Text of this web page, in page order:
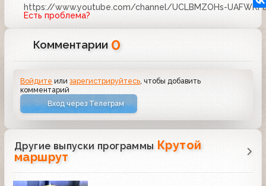
https://www.youtube.com/channel/UCLBMZOHs-
Есть проблема?
Комментарии 0
Войдите илизарегистрируйтесь , чтобы добавить
комментарий
Вход через Телеграм
Другие выпуски программы Крутой
маршрут